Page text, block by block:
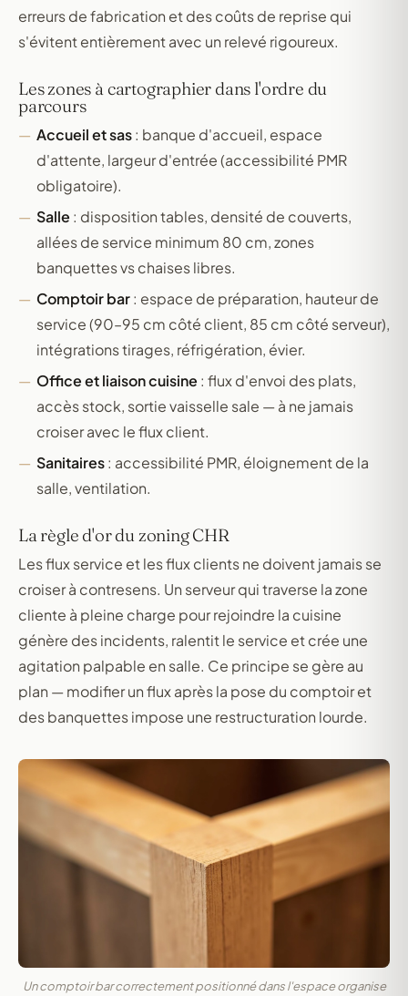
erreurs de fabrication et des coûts de reprise qui
s'évitent entièrement avec un relevé rigoureux.
Les zones à cartographier dans l'ordre du
parcours
Accueil et sas: banque d'accueil, espace
d'attente, largeur d'entrée (accessibilité PMR
obligatoire).
Salle : disposition tables, densité de couverts,
allées de service minimum 80 cm, zones
banquettes vs chaises libres.
Comptoir bar: espace de préparation, hauteur de
service (90–95 cm côté client, 85 cm côté serveur),
intégrations tirages, réfrigération, évier.
Office et liaison cuisine : flux d'envoi des plats,
accès stock, sortie vaisselle sale — à ne jamais
croiser avec le flux client.
Sanitaires: accessibilité PMR, éloignement de la
salle, ventilation.
La règle d'or du zoning CHR
Les flux service et les flux clients ne doivent jamais se
croiser à contresens. Un serveur qui traverse la zone
cliente à pleine charge pour rejoindre la cuisine
génère des incidents, ralentit le service et crée une
agitation palpable en salle. Ce principe se gère au
plan — modifier un flux après la pose du comptoir et
des banquettes impose une restructuration lourde.
Un comptoir bar correctement positionné dans l'espace organise